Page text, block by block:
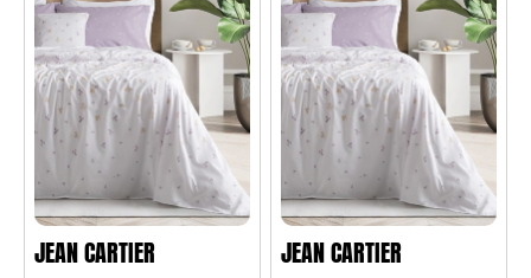
JEAN CARTIER JEAN CARTIER